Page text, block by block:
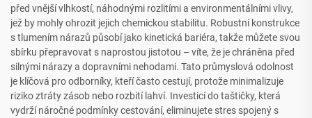
před vnější vlhkostí, náhodnými rozlitími a environmentálními vlivy,
jež by mohly ohrozit jejich chemickou stabilitu. Robustní konstrukce
s tlumením nárazů působí jako kinetická bariéra, takže můžete svou
sbírku přepravovat s naprostou jistotou – víte, že je chráněna před
silnými nárazy a dopravními nehodami. Tato průmyslová odolnost
je klíčová pro odborníky, kteří často cestují, protože minimalizuje
riziko ztráty zásob nebo rozbití lahví. Investicí do taštičky, která
vydrží náročné podmínky cestování, eliminujete stres spojený s